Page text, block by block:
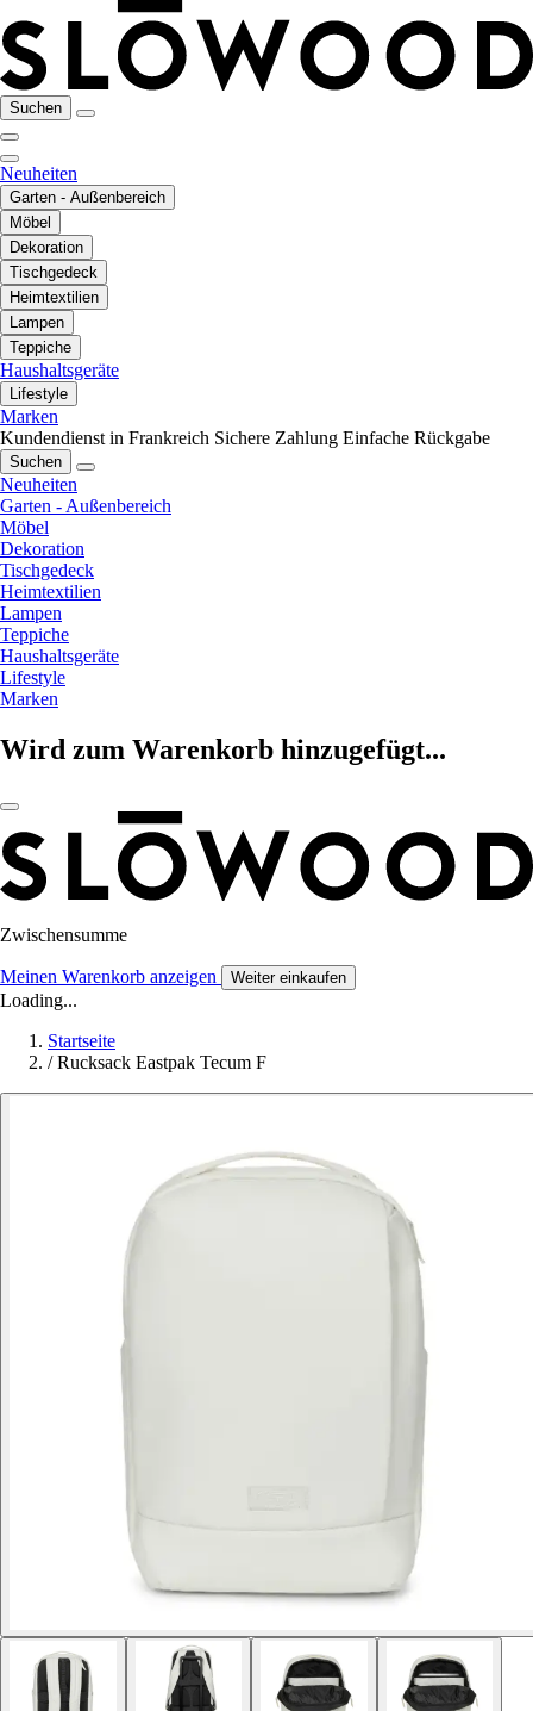
Suchen
Neuheiten
Garten - Außenbereich
Möbel
Dekoration
Tischgedeck
Heimtextilien
Lampen
Teppiche
Haushaltsgeräte
Lifestyle
Marken
Kundendienst in Frankreich Sichere Zahlung Einfache Rückgabe
Suchen
Neuheiten
Garten - Außenbereich
Möbel
Dekoration
Tischgedeck
Heimtextilien
Lampen
Teppiche
Haushaltsgeräte
Lifestyle
Marken
Wird zum Warenkorb hinzugefügt...
Zwischensumme
Meinen Warenkorb anzeigen Weiter einkaufen
Loading...
Startseite
/ Rucksack Eastpak Tecum F